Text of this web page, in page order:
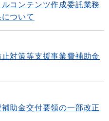
コンテンツ作成委託業務
ついて
対策等支援事業費補助金
助金交付要領の一部改正